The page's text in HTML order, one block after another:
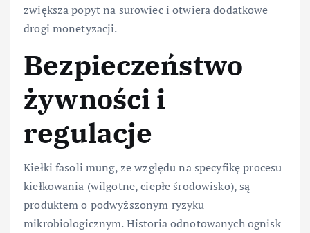
zwiększa popyt na surowiec i otwiera dodatkowe
drogi monetyzacji.
Bezpieczeństwo
żywności i
regulacje
Kiełki fasoli mung, ze względu na specyfikę procesu
kiełkowania (wilgotne, ciepłe środowisko), są
produktem o podwyższonym ryzyku
mikrobiologicznym. Historia odnotowanych ognisk